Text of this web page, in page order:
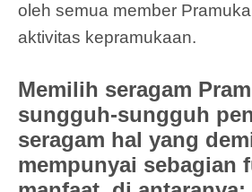
oleh semua member
aktivitas kepramukaan.
Memilih seragam
sungguh-sungguh
seragam hal yang
mempunyai sebagian